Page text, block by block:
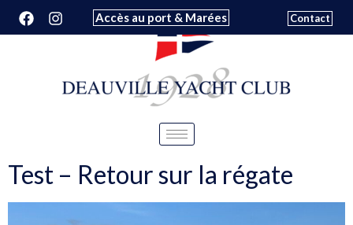
Accès au port & Marées Contact
Test – Retour sur la régate